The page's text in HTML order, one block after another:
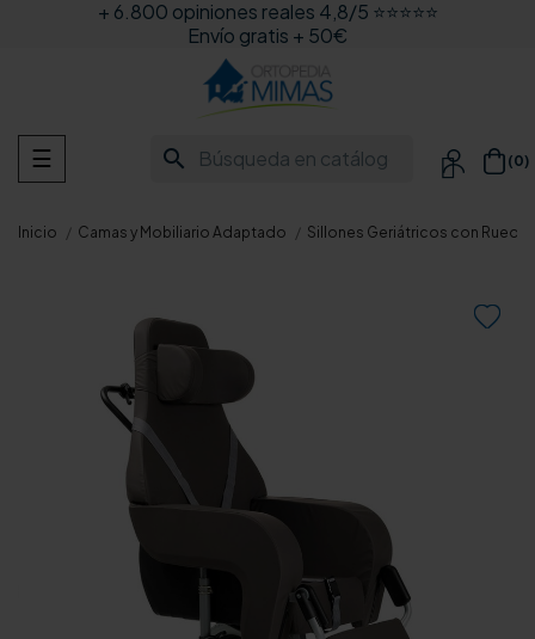
+ 6.800 opiniones reales 4,8/5 ⭐⭐⭐⭐⭐
Envío gratis + 50€
search  (0)
Navegación
de
☰
Inicio Camas y Mobiliario Adaptado Sillones Geriátricos con Ruedas
